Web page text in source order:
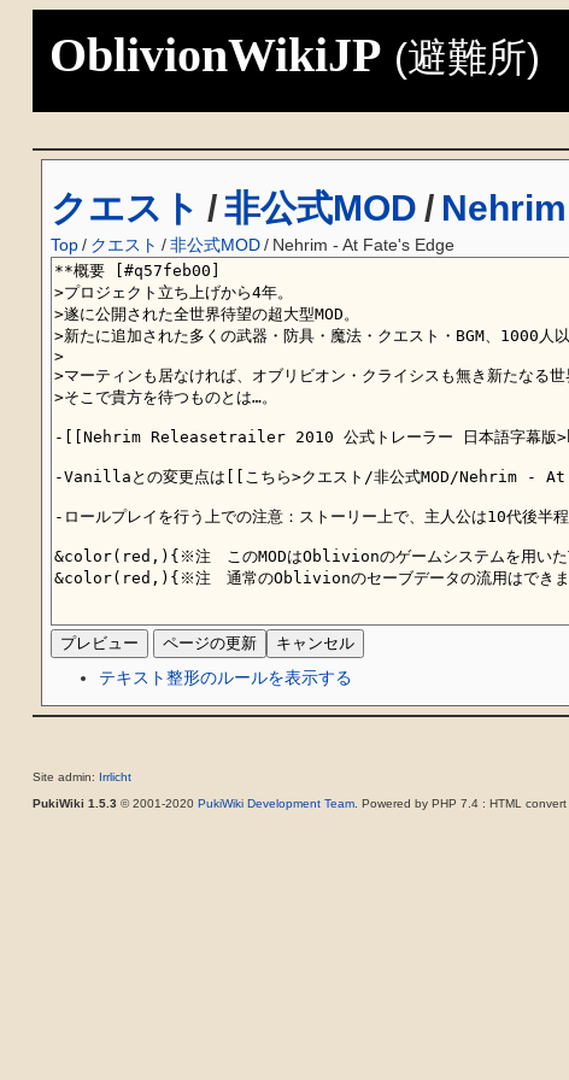
OblivionWikiJP (避難所)
クエスト /非公式MOD /
Top/ クエスト /非公式MOD / Nehrim - At Fate's Edge
テキスト整形のルールを表示する
Site admin: Irrlicht
PukiWiki 1.5.3 © 2001-2020 PukiWiki Development Team. Powered by PHP 7.4 : HTML convert